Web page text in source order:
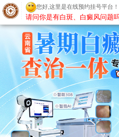
昆明白癜
您好,这里是在线预约挂号平台！
请问你是有白斑、白癜风问题